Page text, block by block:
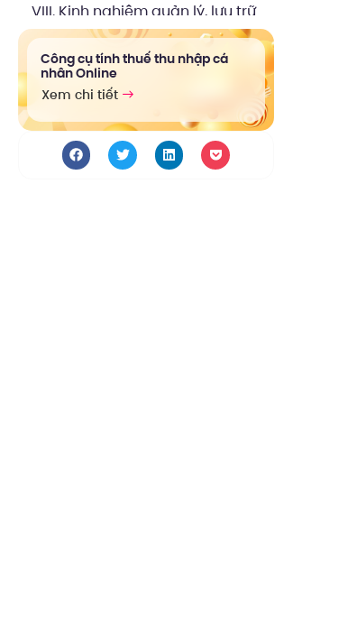
VIII. Kinh nghiệm quản lý, lưu trữ
hồ sơ và các lỗi cần tránh
IX. Tóm tắt hồ sơ chứng minh
thuế suất 0% cho hàng hóa,
dịch vụ xuất khẩu: Hướng dẫn
chi tiết nhất 2025
Công cụ tính thuế thu nhập cá
nhân Online
Xem chi tiết